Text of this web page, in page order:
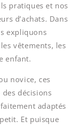
pratiques et nos
d’achats. Dans
expliquons
vêtements, les
enfant.
novice, ces
décisions
adaptés
Et puisque